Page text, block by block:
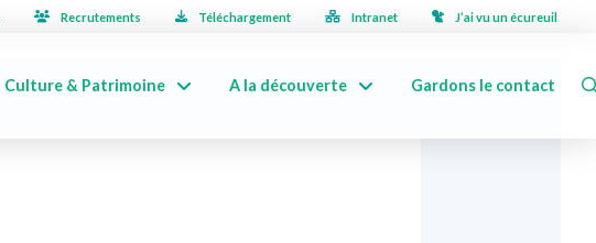
Recrutements Téléchargement Intranet J’ai vu un écureuil
Culture & Patrimoine A la découverte Gardons le contact